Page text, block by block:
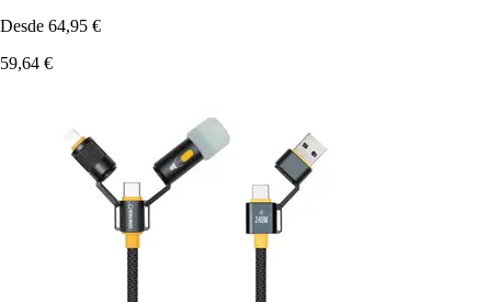
Desde 64,95 €
59,64 €